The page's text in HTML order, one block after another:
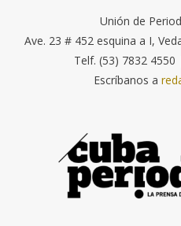
Unión de
Ave. 23 # 452 esquina a I,
Telf. (53) 7832
Escríbanos a